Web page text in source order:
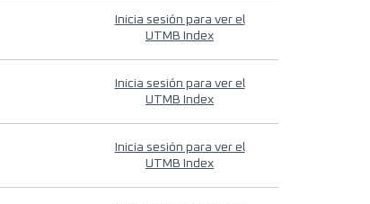
Inicia sesión para ver el
UTMB Index
Inicia sesión para ver el
UTMB Index
Inicia sesión para ver el
UTMB Index